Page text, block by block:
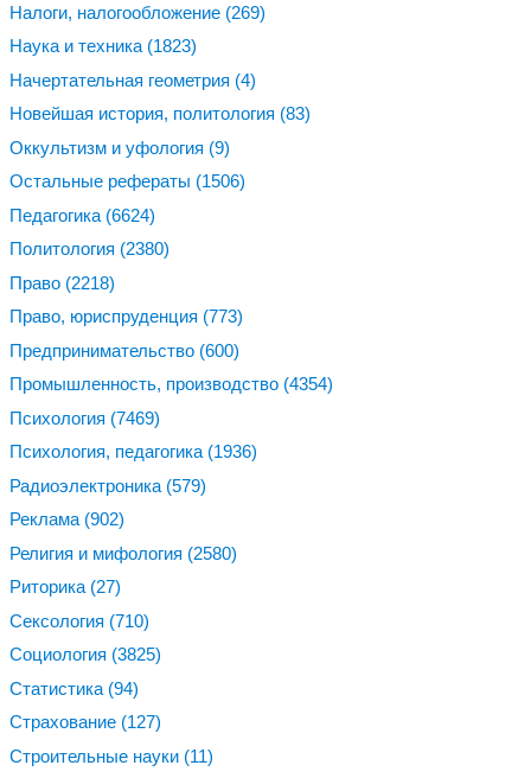
Налоги, налогообложение (269)
Наука и техника (1823)
Начертательная геометрия (4)
Новейшая история, политология (83)
Оккультизм и уфология (9)
Остальные рефераты (1506)
Педагогика (6624)
Политология (2380)
Право (2218)
Право, юриспруденция (773)
Предпринимательство (600)
Промышленность, производство (4354)
Психология (7469)
Психология, педагогика (1936)
Радиоэлектроника (579)
Реклама (902)
Религия и мифология (2580)
Риторика (27)
Сексология (710)
Социология (3825)
Статистика (94)
Страхование (127)
Строительные науки (11)